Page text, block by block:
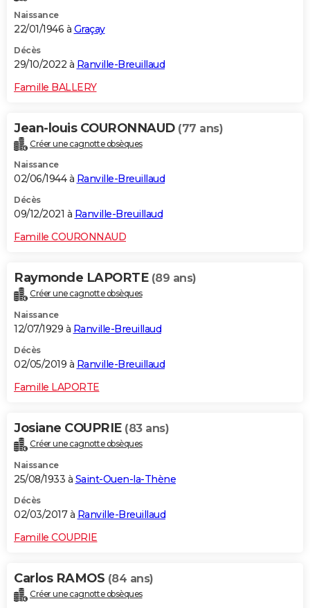
Naissance
22/01/1946 à Graçay
Décès
29/10/2022 à Ranville-Breuillaud
Famille BALLERY
Jean-louis COURONNAUD (77 ans)
Créer une cagnotte obsèques
Naissance
02/06/1944 à Ranville-Breuillaud
Décès
09/12/2021 à Ranville-Breuillaud
Famille COURONNAUD
Raymonde LAPORTE (89 ans)
Créer une cagnotte obsèques
Naissance
12/07/1929 à Ranville-Breuillaud
Décès
02/05/2019 à Ranville-Breuillaud
Famille LAPORTE
Josiane COUPRIE (83 ans)
Créer une cagnotte obsèques
Naissance
25/08/1933 à Saint-Ouen-la-Thène
Décès
02/03/2017 à Ranville-Breuillaud
Famille COUPRIE
Carlos RAMOS (84 ans)
Créer une cagnotte obsèques